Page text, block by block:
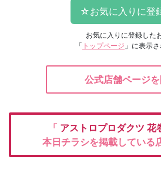
お気に入りに登録した
「 トップページ 」に表示さ
公式店舗ページを
「 アストロプロダクツ 花
本日チラシを掲載している